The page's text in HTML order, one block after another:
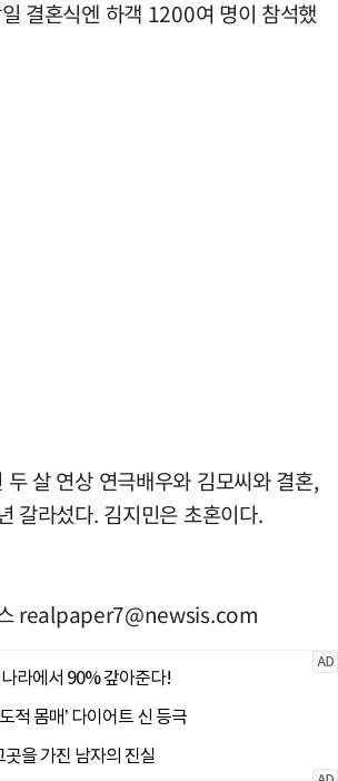
결혼식엔 하객 1200여 명이 참석했
살 연상 연극배우와 김모씨와 결혼,
갈라섰다. 김지민은 초혼이다.
realpaper7@newsis.com